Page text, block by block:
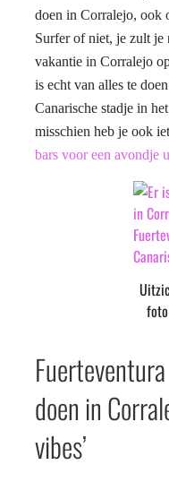
doen in Corralejo, ook
Surfer of niet, je zult je
vakantie in Corralejo
is echt van alles te
Canarische stadje in
misschien heb je ook
bars voor een avondje
doen in
vibes’